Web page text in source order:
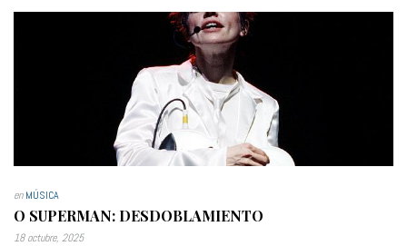
enMÚSICA
O SUPERMAN: DESDOBLAMIENTO
18 octubre, 2025